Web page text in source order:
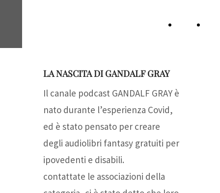
Home
LA NASCITA DI GANDALF GRAY
Il canale podcast GANDALF GRAY è
nato durante l’esperienza Covid,
ed è stato pensato per creare
degli audiolibri fantasy gratuiti per
ipovedenti e disabili.
contattate le associazioni della